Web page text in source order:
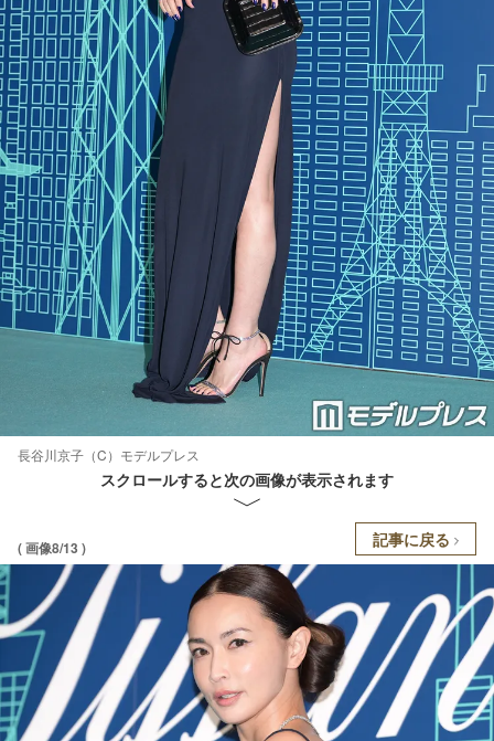
長谷川京子（C）モデルプレス
スクロールすると次の画像が表示されます
( 画像8/13 ) 記事に戻る